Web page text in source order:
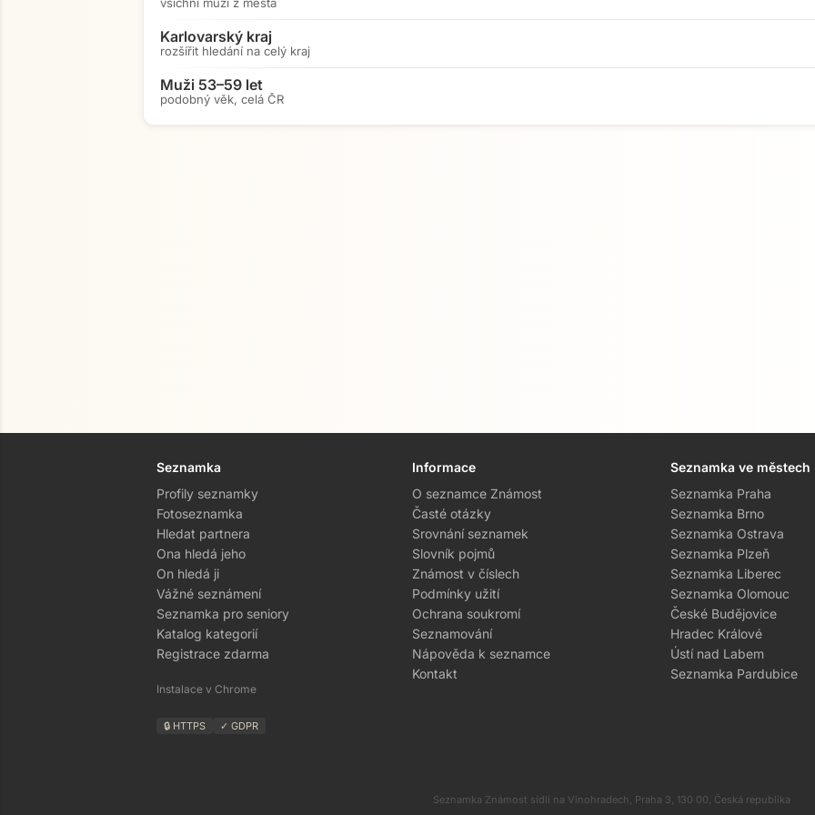
Karlovarský kraj
rozšířit hledání na celý kraj
Muži 53–59 let
podobný věk, celá ČR
Seznamka
Profily seznamky
Fotoseznamka
Hledat partnera
Ona hledá jeho
On hledá ji
Vážné seznámení
Seznamka pro seniory
Katalog kategorií
Registrace zdarma
Instalace v Chrome
🔒 HTTPS ✓ GDPR
Informace
O seznamce Známost
Časté otázky
Srovnání seznamek
Slovník pojmů
Známost v číslech
Podmínky užití
Ochrana soukromí
Seznamování
Nápověda k seznamce
Kontakt
Seznamka ve městech
Seznamka Praha
Seznamka Brno
Seznamka Ostrava
Seznamka Plzeň
Seznamka Liberec
Seznamka Olomouc
České Budějovice
Hradec Králové
Ústí nad Labem
Seznamka Pardubice
Seznamka Známost sídlí na Vinohradech, Praha 3, 130 00, Česká republika